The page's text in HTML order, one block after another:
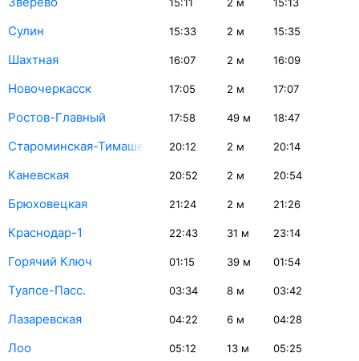
Сулин 15:33 2 м 15:35
Шахтная 16:07 2 м 16:09
Новочеркасск 17:05 2 м 17:07
Ростов-Главный 17:58 49 м 18:47
Староминская-Тимашевская20:12 2 м 20:14
Каневская 20:52 2 м 20:54
Брюховецкая 21:24 2 м 21:26
Краснодар-1 22:43 31 м 23:14
Горячий Ключ 01:15 39 м 01:54
Туапсе-Пасс. 03:34 8 м 03:42
Лазаревская 04:22 6 м 04:28
Лоо 05:12 13 м 05:25